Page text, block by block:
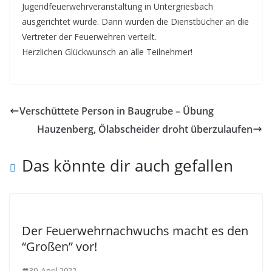
Jugendfeuerwehrveranstaltung in Untergriesbach
ausgerichtet wurde. Dann wurden die Dienstbücher an die
Vertreter der Feuerwehren verteilt.
Herzlichen Glückwunsch an alle Teilnehmer!
Verschüttete Person in Baugrube – Übung
Hauzenberg, Ölabscheider droht überzulaufen
Das könnte dir auch gefallen
Der Feuerwehrnachwuchs macht es den
“Großen” vor!